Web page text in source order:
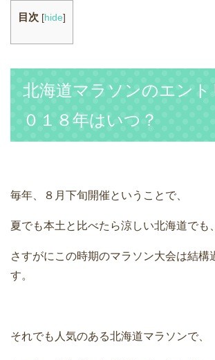
目次 [hide]
北海道マラソンのエント
０１８年はいつ？
毎年、８月下旬開催ということで、
夏でも本土と比べたら涼しい北海道でも、
さすがにこの時期のマラソン大会は結構
す。
それでも人気のある北海道マラソンで、